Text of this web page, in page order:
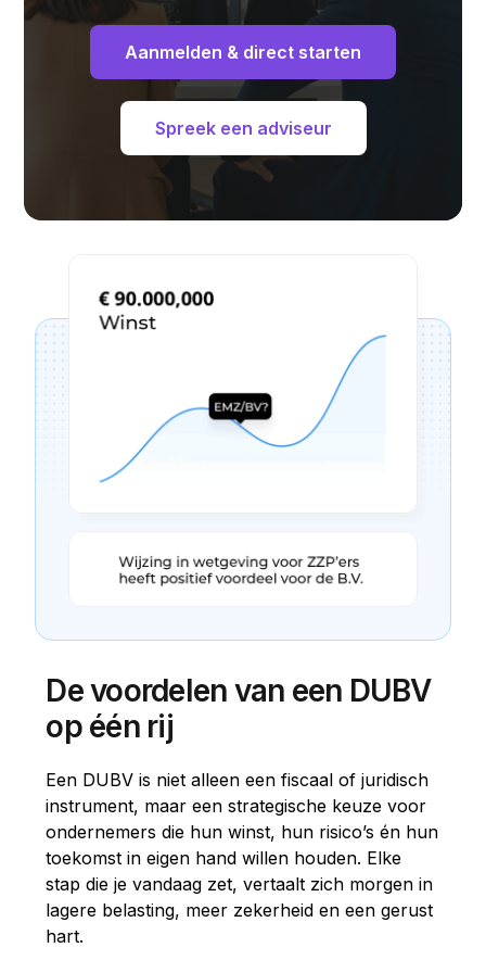
Aanmelden & direct starten
Spreek een adviseur
De voordelen van een DUBV
op één rij
Een DUBV is niet alleen een fiscaal of juridisch
instrument, maar een strategische keuze voor
ondernemers die hun winst, hun risico’s én hun
toekomst in eigen hand willen houden. Elke
stap die je vandaag zet, vertaalt zich morgen in
lagere belasting, meer zekerheid en een gerust
hart.